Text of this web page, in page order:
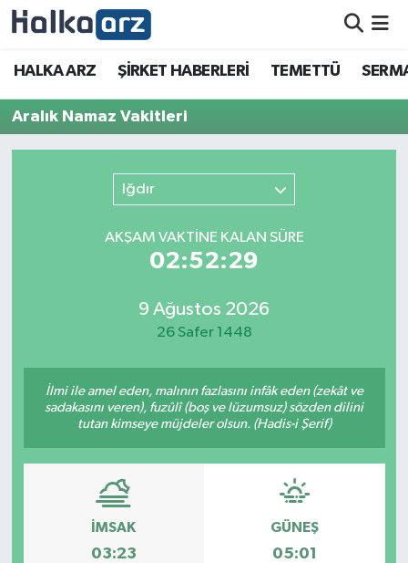
HALKA ARZ ŞİRKET HABERLERİ TEMETTÜ
Aralık Namaz Vakitleri
Iğdır
AKŞAM VAKTİNE KALAN SÜRE
02:52:29
9 Ağustos 2026
26 Safer 1448
İlmi ile amel eden, malının fazlasını infâk eden (zekât ve
sadakasını veren), fuzûlî (boş ve lüzumsuz) sözden dilini
tutan kimseye müjdeler olsun. (Hadis-i Şerif)
İMSAK
03:23
GÜNEŞ
05:01
HALKA ARZ
SERMAYE ARTIRIMI
TEMETTÜ